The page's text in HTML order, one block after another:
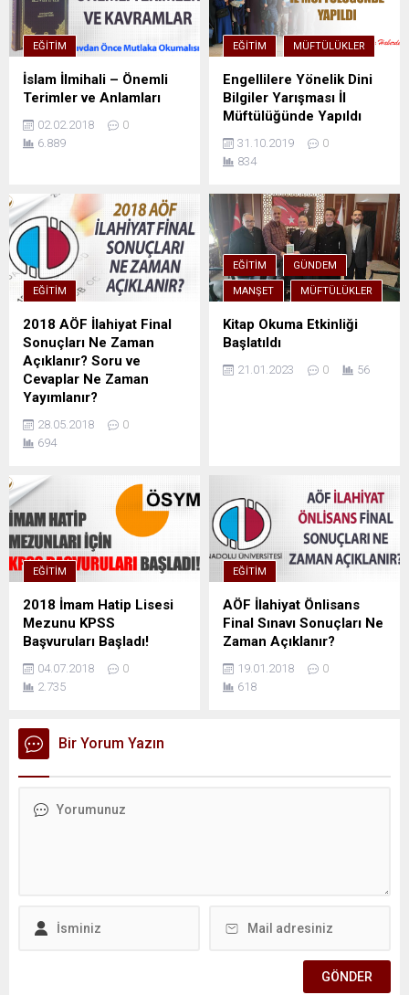
EĞITIM
İslam İlmihali – Önemli
Terimler ve Anlamları
02.02.2018
0
6.889
EĞITIM MÜFTÜLÜKLER
Engellilere Yönelik Dini
Bilgiler Yarışması İl
Müftülüğünde Yapıldı
31.10.2019
0
834
EĞITIM
2018 AÖF İlahiyat Final
Sonuçları Ne Zaman
Açıklanır? Soru ve
Cevaplar Ne Zaman
Yayımlanır?
28.05.2018
0
694
EĞITIM GÜNDEM
MANŞET MÜFTÜLÜKLER
Kitap Okuma Etkinliği
Başlatıldı
21.01.2023 0 56
EĞITIM
2018 İmam Hatip Lisesi
Mezunu KPSS
Başvuruları Başladı!
04.07.2018
0
2.735
EĞITIM
AÖF İlahiyat Önlisans
Final Sınavı Sonuçları Ne
Zaman Açıklanır?
19.01.2018
0
618
Bir Yorum Yazın